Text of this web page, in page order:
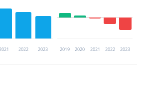
2021 2022 2023 2019 2020 2021 2022 2023